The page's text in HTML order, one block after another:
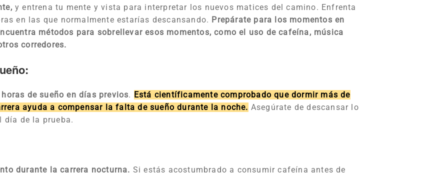
y entrena tu mente y vista para interpretar los nuevos matices del camino. Enfrenta
en las que normalmente estarías descansando. Prepárate para los momentos en
métodos para sobrellevar esos momentos, como el uso de cafeína, música
corredores.
de sueño en días previos. Está científicamente comprobado que dormir más de
ayuda a compensar la falta de sueño durante la noche. Asegúrate de descansar lo
día de la prueba.
durante la carrera nocturna. Si estás acostumbrado a consumir cafeína antes de